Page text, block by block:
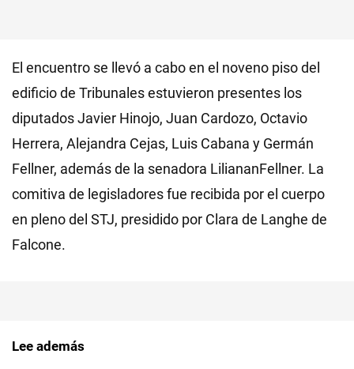
El encuentro se llevó a cabo en el noveno piso del
edificio de Tribunales estuvieron presentes los
diputados Javier Hinojo, Juan Cardozo, Octavio
Herrera, Alejandra Cejas, Luis Cabana y Germán
Fellner, además de la senadora LiliananFellner. La
comitiva de legisladores fue recibida por el cuerpo
en pleno del STJ, presidido por Clara de Langhe de
Falcone.
Lee además